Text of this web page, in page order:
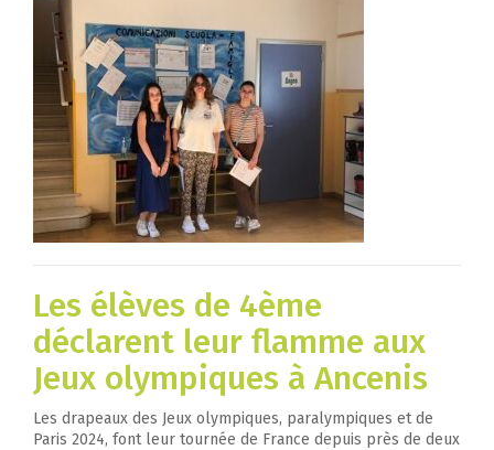
Les élèves de 4ème
déclarent leur flamme aux
Jeux olympiques à Ancenis
Les drapeaux des Jeux olympiques, paralympiques et de
Paris 2024, font leur tournée de France depuis près de deux